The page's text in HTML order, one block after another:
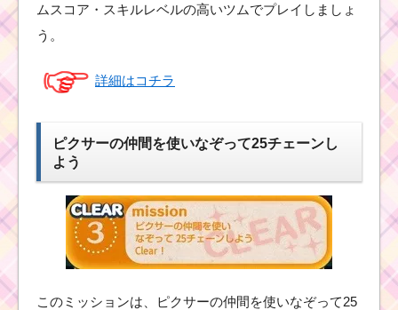
ムスコア・スキルレベルの高いツムでプレイしましょ
う。
詳細はコチラ
ピクサーの仲間を使いなぞって25チェーンし
よう
このミッションは、ピクサーの仲間を使いなぞって25